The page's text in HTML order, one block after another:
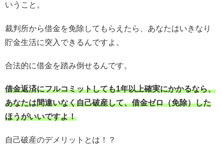
いうこと。
裁判所から借金を免除してもらえたら、あなたはいきなり
貯金生活に突入できるんですよ。
合法的に借金を踏み倒せるんです。
借金返済にフルコミットしても1年以上確実にかかるなら、
あなたは間違いなく自己破産して、借金ゼロ（免除）した
ほうがいいですよ！
自己破産のデメリットとは！？